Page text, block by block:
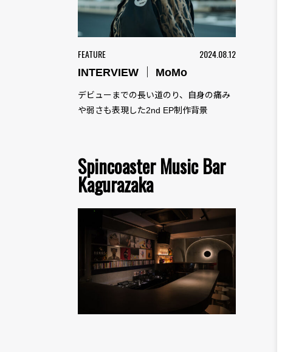
FEATURE 2024.08.12
INTERVIEW ｜ MoMo
デビューまでの長い道のり、自身の痛み
や弱さも表現した2nd EP制作背景
Spincoaster Music Bar
Kagurazaka